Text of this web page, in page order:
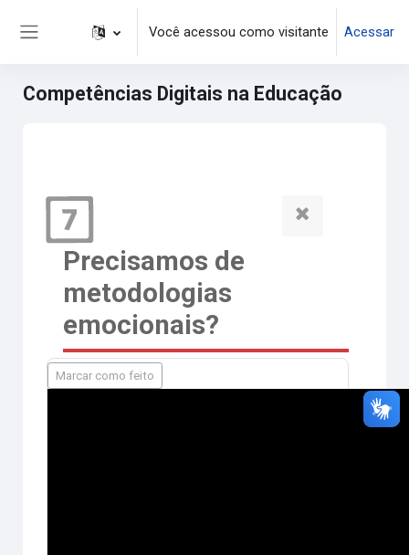
Ir para o conteúdo principal
Você acessou como visitante Acessar
Competências Digitais na Educação
Precisamos de
metodologias
emocionais?
Marcar como feito